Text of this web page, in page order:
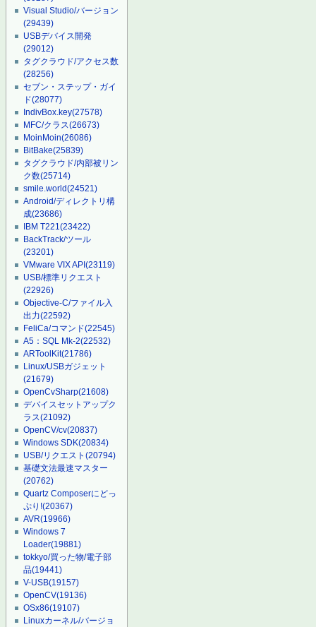
Visual Studio/バージョン
(29439)
USBデバイス開発
(29012)
タグクラウド/アクセス数
(28256)
セブン・ステップ・ガイ
ド(28077)
IndivBox.key(27578)
MFC/クラス(26673)
MoinMoin(26086)
BitBake(25839)
タグクラウド/内部被リン
ク数(25714)
smile.world(24521)
Android/ディレクトリ構
成(23686)
IBM T221(23422)
BackTrack/ツール
(23201)
VMware VIX API(23119)
USB/標準リクエスト
(22926)
Objective-C/ファイル入
出力(22592)
FeliCa/コマンド(22545)
A5：SQL Mk-2(22532)
ARToolKit(21786)
Linux/USBガジェット
(21679)
OpenCvSharp(21608)
デバイスセットアップク
ラス(21092)
OpenCV/cv(20837)
Windows SDK(20834)
USB/リクエスト(20794)
基礎文法最速マスター
(20762)
Quartz Composerにどっ
ぷり!(20367)
AVR(19966)
Windows 7
Loader(19881)
tokkyo/買った物/電子部
品(19441)
V-USB(19157)
OpenCV(19136)
OSx86(19107)
Linuxカーネル/バージョ